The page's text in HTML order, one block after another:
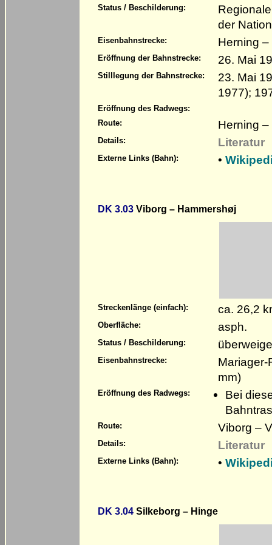
Status / Beschilderung:
der
Eisenbahnstrecke: Herning
Eröffnung der Bahnstrecke: 26. Mai
Stilllegung der Bahnstrecke:
23. Mai
1977);
Eröffnung des Radwegs:
Route:
Herning
Details: Literatur
Externe Links (Bahn): •
DK 3.03 Viborg – Hammershøj
Streckenlänge (einfach): ca. 26,2
Oberfläche: asph.
Status / Beschilderung:
Eisenbahnstrecke:
Mariager-
mm)
Eröffnung des Radwegs:
Bei
Route: Viborg –
Details: Literatur
Externe Links (Bahn): •
DK 3.04 Silkeborg – Hinge